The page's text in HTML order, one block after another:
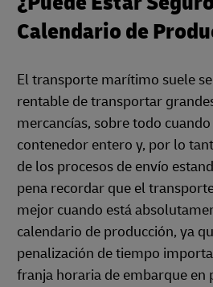
Calendario de
El transporte marítimo suele
rentable de transportar
mercancías, sobre todo
contenedor entero y, por lo
de los procesos de envío
pena recordar que el
mejor cuando está
calendario de producción, ya
penalización de tiempo
franja horaria de embarque en